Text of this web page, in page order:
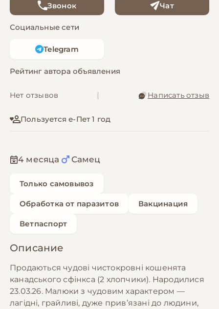
Звонок Чат
Социальные сети
Telegram
Рейтинг автора объявления
Нет отзывов Написать отзыв
Пользуется е-Пет 1 год
4 месяца Самец
Только самовывоз
Обработка от паразитов Вакцинация
Ветпаспорт
Описание
Продаються чудові чистокровні кошенята
канадського сфінкса (2 хлопчики). Народилися
23.03.26. Малюки з чудовим характером —
лагідні, грайливі, дуже прив’язані до людини,